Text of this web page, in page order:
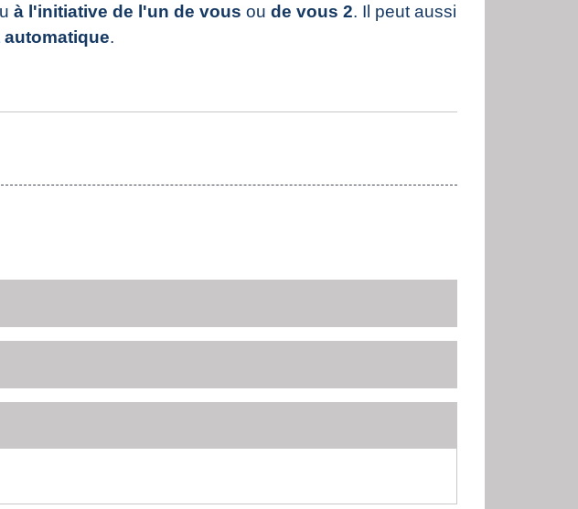
à l'initiative de l'un de vous ou de vous 2. Il peut aussi
automatique.